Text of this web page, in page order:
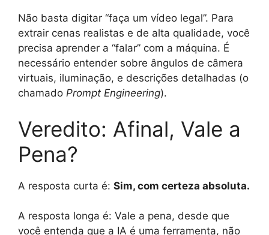
Não basta digitar “faça um vídeo legal”. Para
extrair cenas realistas e de alta qualidade, você
precisa aprender a “falar” com a máquina. É
necessário entender sobre ângulos de câmera
virtuais, iluminação, e descrições detalhadas (o
chamado Prompt Engineering).
Veredito: Afinal, Vale a
Pena?
A resposta curta é: Sim, com certeza absoluta.
A resposta longa é: Vale a pena, desde que
você entenda que a IA é uma ferramenta, não